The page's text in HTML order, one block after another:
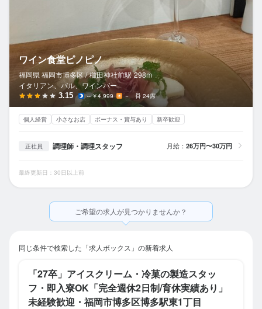
ワイン食堂ピノピノ
福岡県 福岡市博多区 / 櫛田神社前駅 298m
イタリアン、バル、ワインバー
3.15 ～￥4,999 － 24席
個人経営 小さなお店 ボーナス・賞与あり 新卒歓迎
正社員 調理師・調理スタッフ 月給： 26万円〜30万円
最終更新日：30日以上前
ご希望の求人が見つかりませんか？
同じ条件で検索した「求人ボックス」の新着求人
「27卒」アイスクリーム・冷菓の製造スタッ
フ・即入寮OK「完全週休2日制/育休実績あり」
未経験歓迎・福岡市博多区博多駅東1丁目